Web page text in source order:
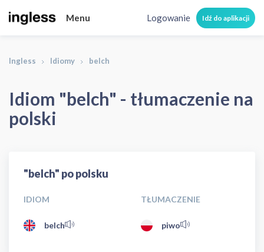
Menu Logowanie Idź do aplikacji
Ingless Idiomy belch
Idiom "belch" - tłumaczenie na
polski
"belch" po polsku
IDIOM TŁUMACZENIE
belch piwo